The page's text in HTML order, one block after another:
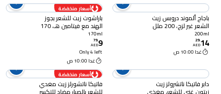
باجاج ألموند دروبس زيت
الشعر غير لزج، 200 ملل
200ml
14
.
29
AED
غدا 10:00 ص
أسعار منخفضة
باراشوت زيت للشعر بجوز
الهند مع فيتامين هـ، 170
ملل
170ml
9
.
79
AED
Only 4 left
غدا 10:00 ص
دابر فاتيكا ناتشرولز زيت
أسعار منخفضة
فاتيكا ناتشورلز زيت مغدي